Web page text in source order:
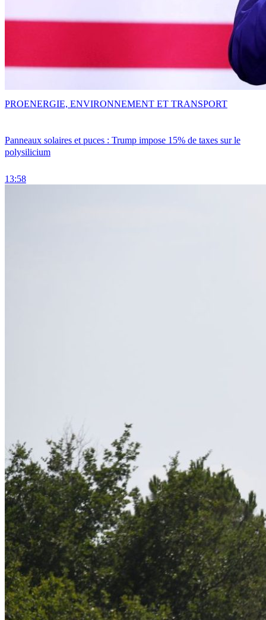
Panneaux solaires et puces : Trump impose 15% de taxes sur le
polysilicium
13:58
PROENERGIE, ENVIRONNEMENT ET TRANSPORT